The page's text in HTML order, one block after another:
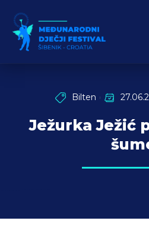
Bilten
Ježurka Ježić